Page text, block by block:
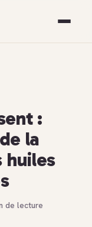
:
la
huiles
de lecture